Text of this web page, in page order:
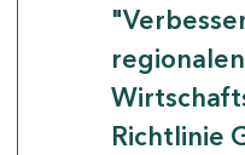
regionalen
Richtlinie